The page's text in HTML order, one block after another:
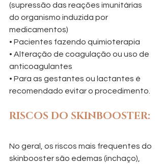
(supressão das reações imunitárias
do organismo induzida por
medicamentos)
• Pacientes fazendo quimioterapia
• Alteração de coagulação ou uso de
anticoagulantes
• Para as gestantes ou lactantes é
recomendado evitar o procedimento.
RISCOS DO SKINBOOSTER:
No geral, os riscos mais frequentes do
skinbooster são edemas (inchaço),